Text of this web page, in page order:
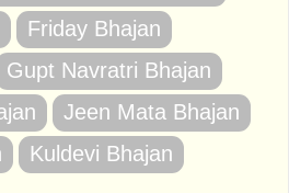
Friday Bhajan
Gupt Navratri Bhajan
Jeen Mata Bhajan
Kuldevi Bhajan